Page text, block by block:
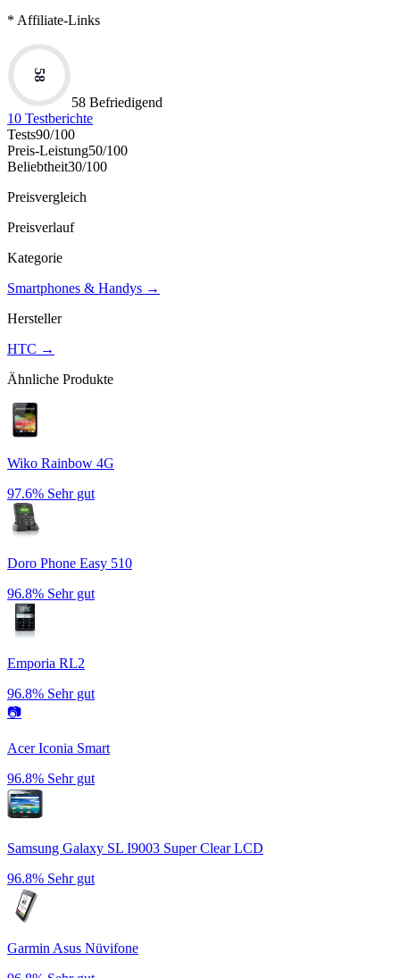
* Affiliate-Links
58
58 Befriedigend
10 Testberichte
Tests90/100
Preis-Leistung50/100
Beliebtheit30/100
Preisvergleich
Preisverlauf
Kategorie
Smartphones & Handys →
Hersteller
HTC →
Ähnliche Produkte
Wiko Rainbow 4G
97.6% Sehr gut
Doro Phone Easy 510
96.8% Sehr gut
Emporia RL2
96.8% Sehr gut
📷
Acer Iconia Smart
96.8% Sehr gut
Samsung Galaxy SL I9003 Super Clear LCD
96.8% Sehr gut
Garmin Asus Nüvifone